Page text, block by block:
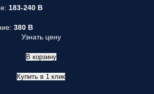
183-240 В
380 В
Узнать цену
В корзину
Купить в 1 клик